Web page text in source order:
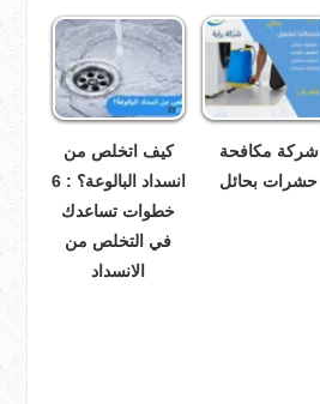
شركة مكافحة
حشرات بحائل
كيف اتخلص من
انسداد البالوعة؟ : 6
خطوات تساعدك
في التخلص من
الانسداد